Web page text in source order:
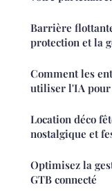
Barrière
protection et la
Comment les
utiliser l'IA pour
Location déco
nostalgique et
Optimisez la
GTB connecté